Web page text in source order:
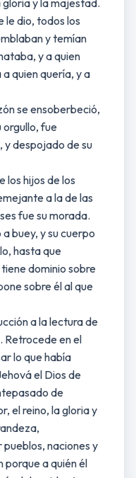
y la majestad.
le dio, todos los
y temían
y a quien
quien quería, y a
se ensoberbeció,
orgullo, fue
y despojado de su
los hijos de los
a la de las
fue su morada.
buey, y su cuerpo
hasta que
dominio sobre
sobre él al que
a la lectura de
Retrocede en el
lo que había
el Dios de
de
el reino, la gloria y
naciones y
porque a quién él